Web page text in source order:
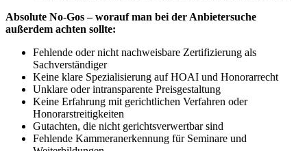
Absolute No-Gos – worauf man bei der Anbietersuche
außerdem achten sollte:
Fehlende oder nicht nachweisbare Zertifizierung als
Sachverständiger
Keine klare Spezialisierung auf HOAI und Honorarrecht
Unklare oder intransparente Preisgestaltung
Keine Erfahrung mit gerichtlichen Verfahren oder
Honorarstreitigkeiten
Gutachten, die nicht gerichtsverwertbar sind
Fehlende Kammeranerkennung für Seminare und